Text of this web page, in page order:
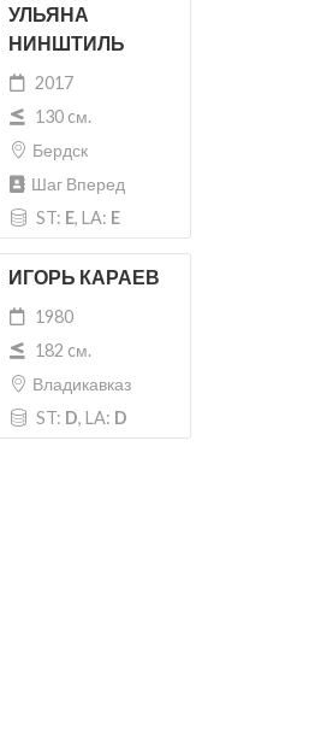
УЛЬЯНА
НИНШТИЛЬ
2017
130 cм.
Бердск
Шаг Вперед
ST: E, LA: E
ИГОРЬ КАРАЕВ
1980
182 cм.
Владикавказ
ST: D, LA: D